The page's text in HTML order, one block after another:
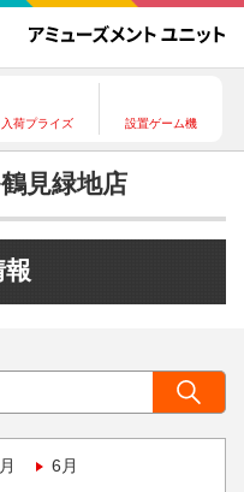
入荷プライズ 設置ゲーム機
見緑地店
6月